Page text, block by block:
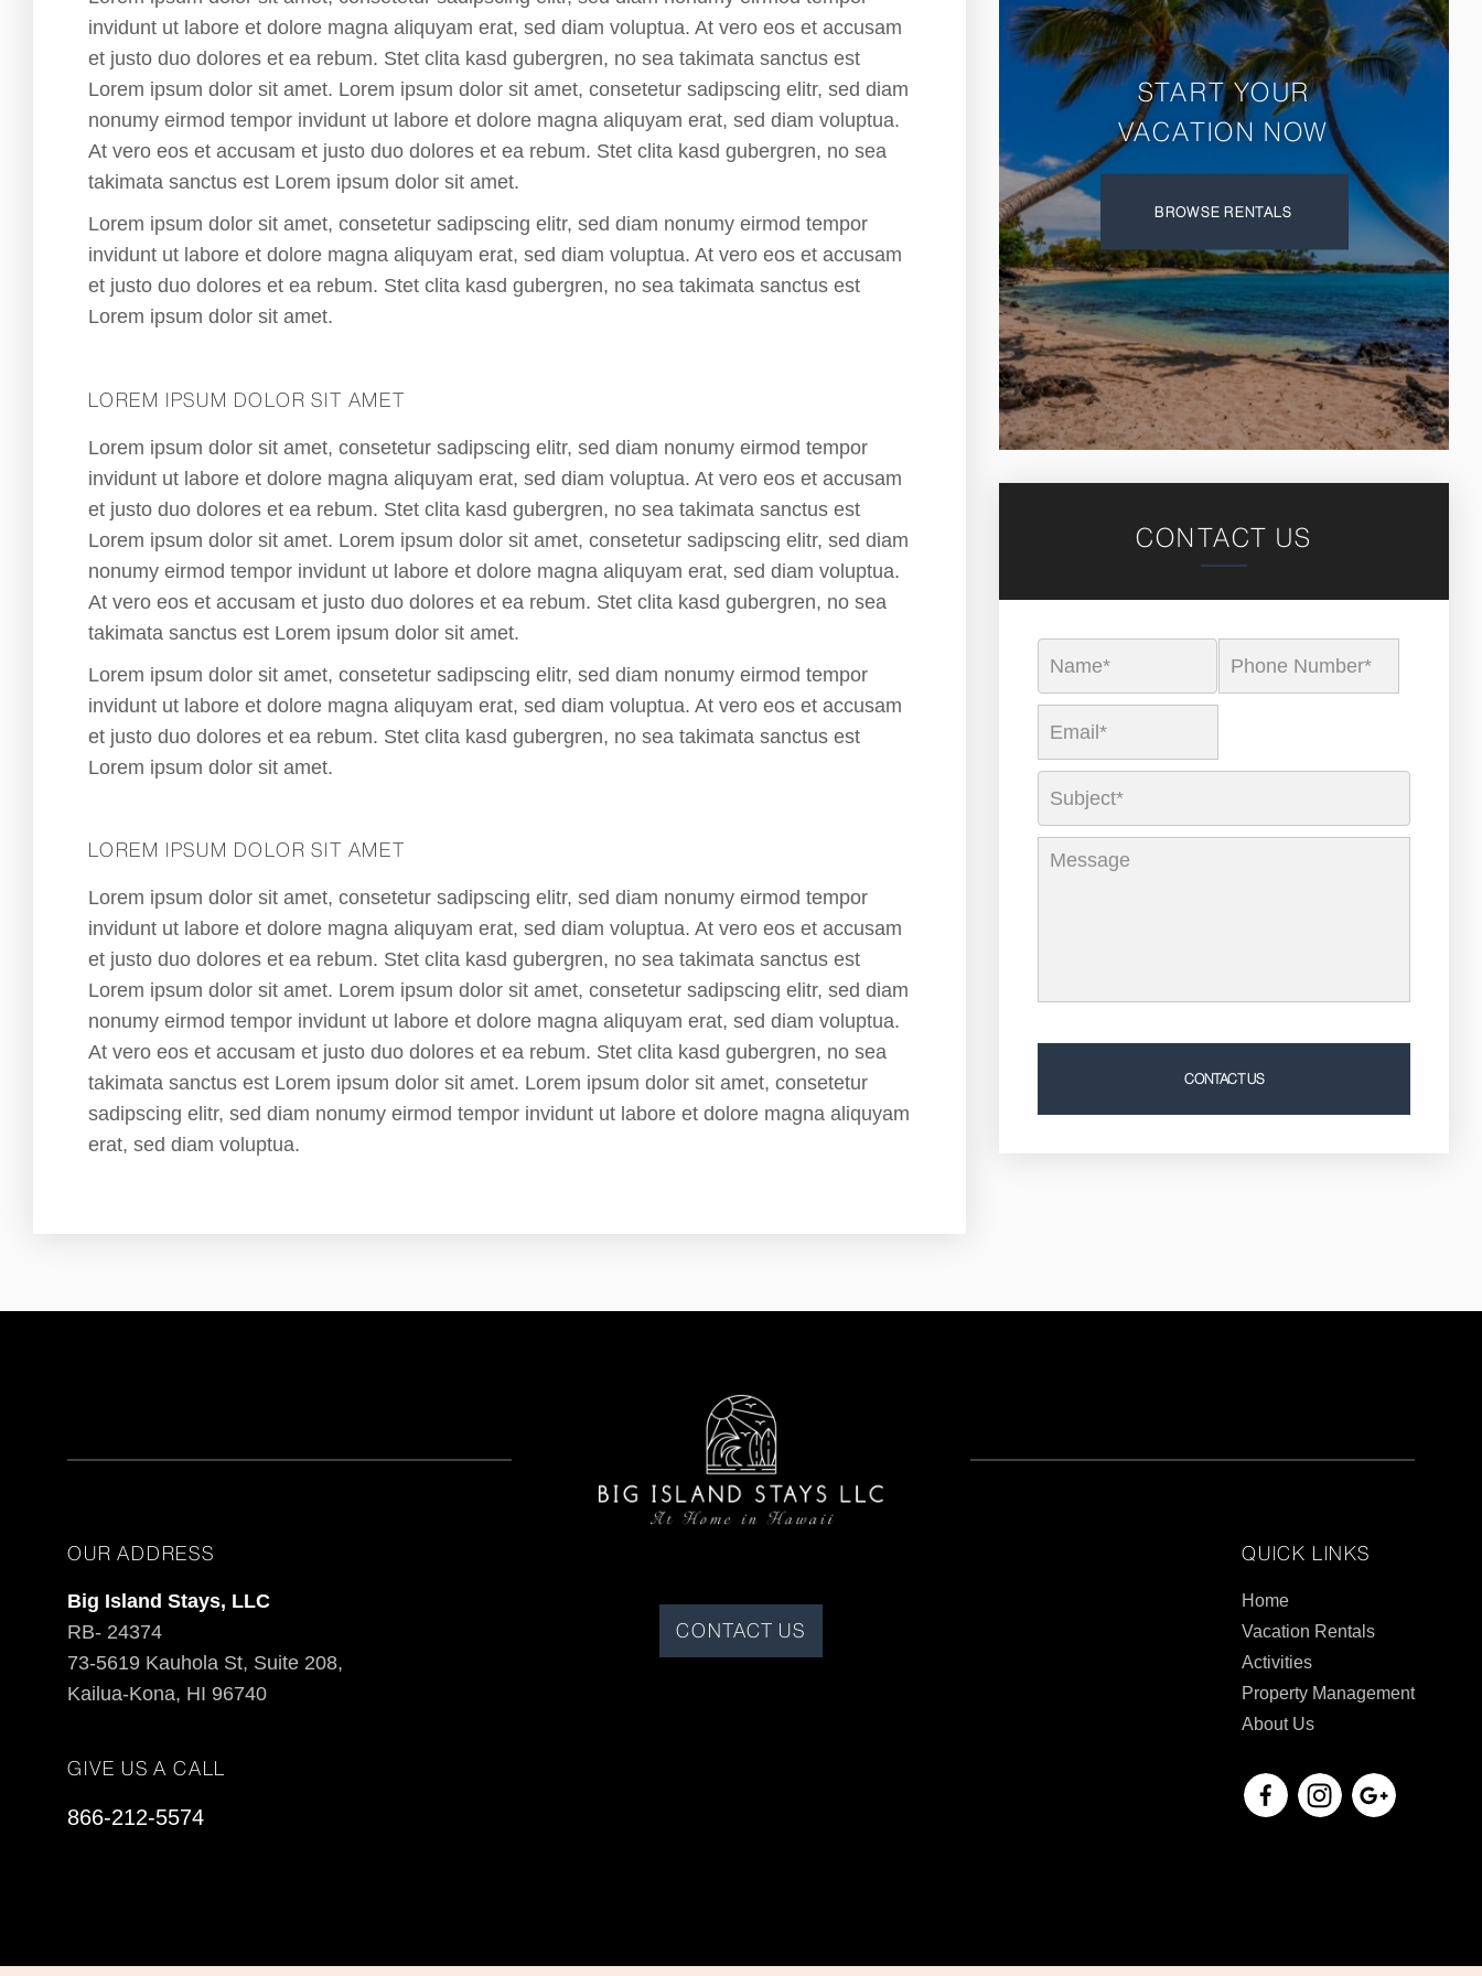
invidunt ut labore et dolore magna aliquyam erat, sed diam voluptua. At vero eos et accusam
et justo duo dolores et ea rebum. Stet clita kasd gubergren, no sea takimata sanctus est
Lorem ipsum dolor sit amet. Lorem ipsum dolor sit amet, consetetur sadipscing elitr, sed diam
nonumy eirmod tempor invidunt ut labore et dolore magna aliquyam erat, sed diam voluptua.
At vero eos et accusam et justo duo dolores et ea rebum. Stet clita kasd gubergren, no sea
takimata sanctus est Lorem ipsum dolor sit amet.
Lorem ipsum dolor sit amet, consetetur sadipscing elitr, sed diam nonumy eirmod tempor
invidunt ut labore et dolore magna aliquyam erat, sed diam voluptua. At vero eos et accusam
et justo duo dolores et ea rebum. Stet clita kasd gubergren, no sea takimata sanctus est
Lorem ipsum dolor sit amet.
LOREM IPSUM DOLOR SIT AMET
Lorem ipsum dolor sit amet, consetetur sadipscing elitr, sed diam nonumy eirmod tempor
invidunt ut labore et dolore magna aliquyam erat, sed diam voluptua. At vero eos et accusam
et justo duo dolores et ea rebum. Stet clita kasd gubergren, no sea takimata sanctus est
Lorem ipsum dolor sit amet. Lorem ipsum dolor sit amet, consetetur sadipscing elitr, sed diam
nonumy eirmod tempor invidunt ut labore et dolore magna aliquyam erat, sed diam voluptua.
At vero eos et accusam et justo duo dolores et ea rebum. Stet clita kasd gubergren, no sea
takimata sanctus est Lorem ipsum dolor sit amet.
Lorem ipsum dolor sit amet, consetetur sadipscing elitr, sed diam nonumy eirmod tempor
invidunt ut labore et dolore magna aliquyam erat, sed diam voluptua. At vero eos et accusam
et justo duo dolores et ea rebum. Stet clita kasd gubergren, no sea takimata sanctus est
Lorem ipsum dolor sit amet.
LOREM IPSUM DOLOR SIT AMET
Lorem ipsum dolor sit amet, consetetur sadipscing elitr, sed diam nonumy eirmod tempor
invidunt ut labore et dolore magna aliquyam erat, sed diam voluptua. At vero eos et accusam
et justo duo dolores et ea rebum. Stet clita kasd gubergren, no sea takimata sanctus est
Lorem ipsum dolor sit amet. Lorem ipsum dolor sit amet, consetetur sadipscing elitr, sed diam
nonumy eirmod tempor invidunt ut labore et dolore magna aliquyam erat, sed diam voluptua.
At vero eos et accusam et justo duo dolores et ea rebum. Stet clita kasd gubergren, no sea
takimata sanctus est Lorem ipsum dolor sit amet. Lorem ipsum dolor sit amet, consetetur
sadipscing elitr, sed diam nonumy eirmod tempor invidunt ut labore et dolore magna aliquyam
erat, sed diam voluptua.
START YOUR
VACATION NOW
BROWSE RENTALS
CONTACT US
OUR ADDRESS
Big Island Stays, LLC
RB- 24374
73-5619 Kauhola St, Suite 208,
Kailua-Kona, HI 96740
GIVE US A CALL
866-212-5574
CONTACT US
QUICK LINKS
Home
Vacation Rentals
Activities
Property Management
About Us